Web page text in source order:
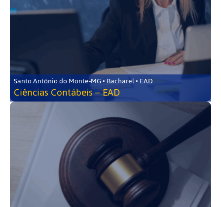
Santo Antônio do Monte-MG • Bacharel • EAD
Ciências Contábeis – EAD